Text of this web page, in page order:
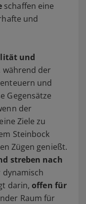
schaffen eine
und
und
während der
und
Gegensätze
der
Ziele zu
Steinbock
Zügen genießt.
streben nach
dynamisch
darin,offen für
Raum für